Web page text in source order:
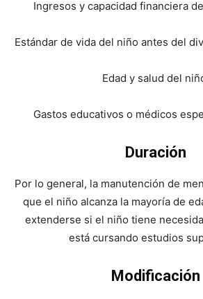
Ingresos y capacidad financiera
Estándar de vida del niño antes del
Edad y salud del
Gastos educativos o médicos
Duración
Por lo general, la manutención de
que el niño alcanza la mayoría de
extenderse si el niño tiene
está cursando estudios
Modificación